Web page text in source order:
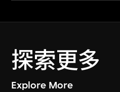
探索更多
Explore More